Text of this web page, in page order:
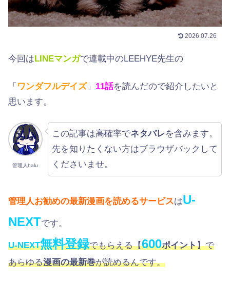
2026.07.26
今回はLINEマンガで連載中のLEEHYE先生の
「 ワンダフルデイズ」 11話を読んだので紹介したいと
思います。
管理人halu
この記事は高確率でネタバレを含みます。
先を知りたくない方はブラウザバックして
くださいませ。
管理人お勧めの最新漫画を読めるサービスはU-
NEXTです。
U-NEXT無料登録でもらえる【600ポイント】で
あらゆる漫画の最新巻が読めるんです。